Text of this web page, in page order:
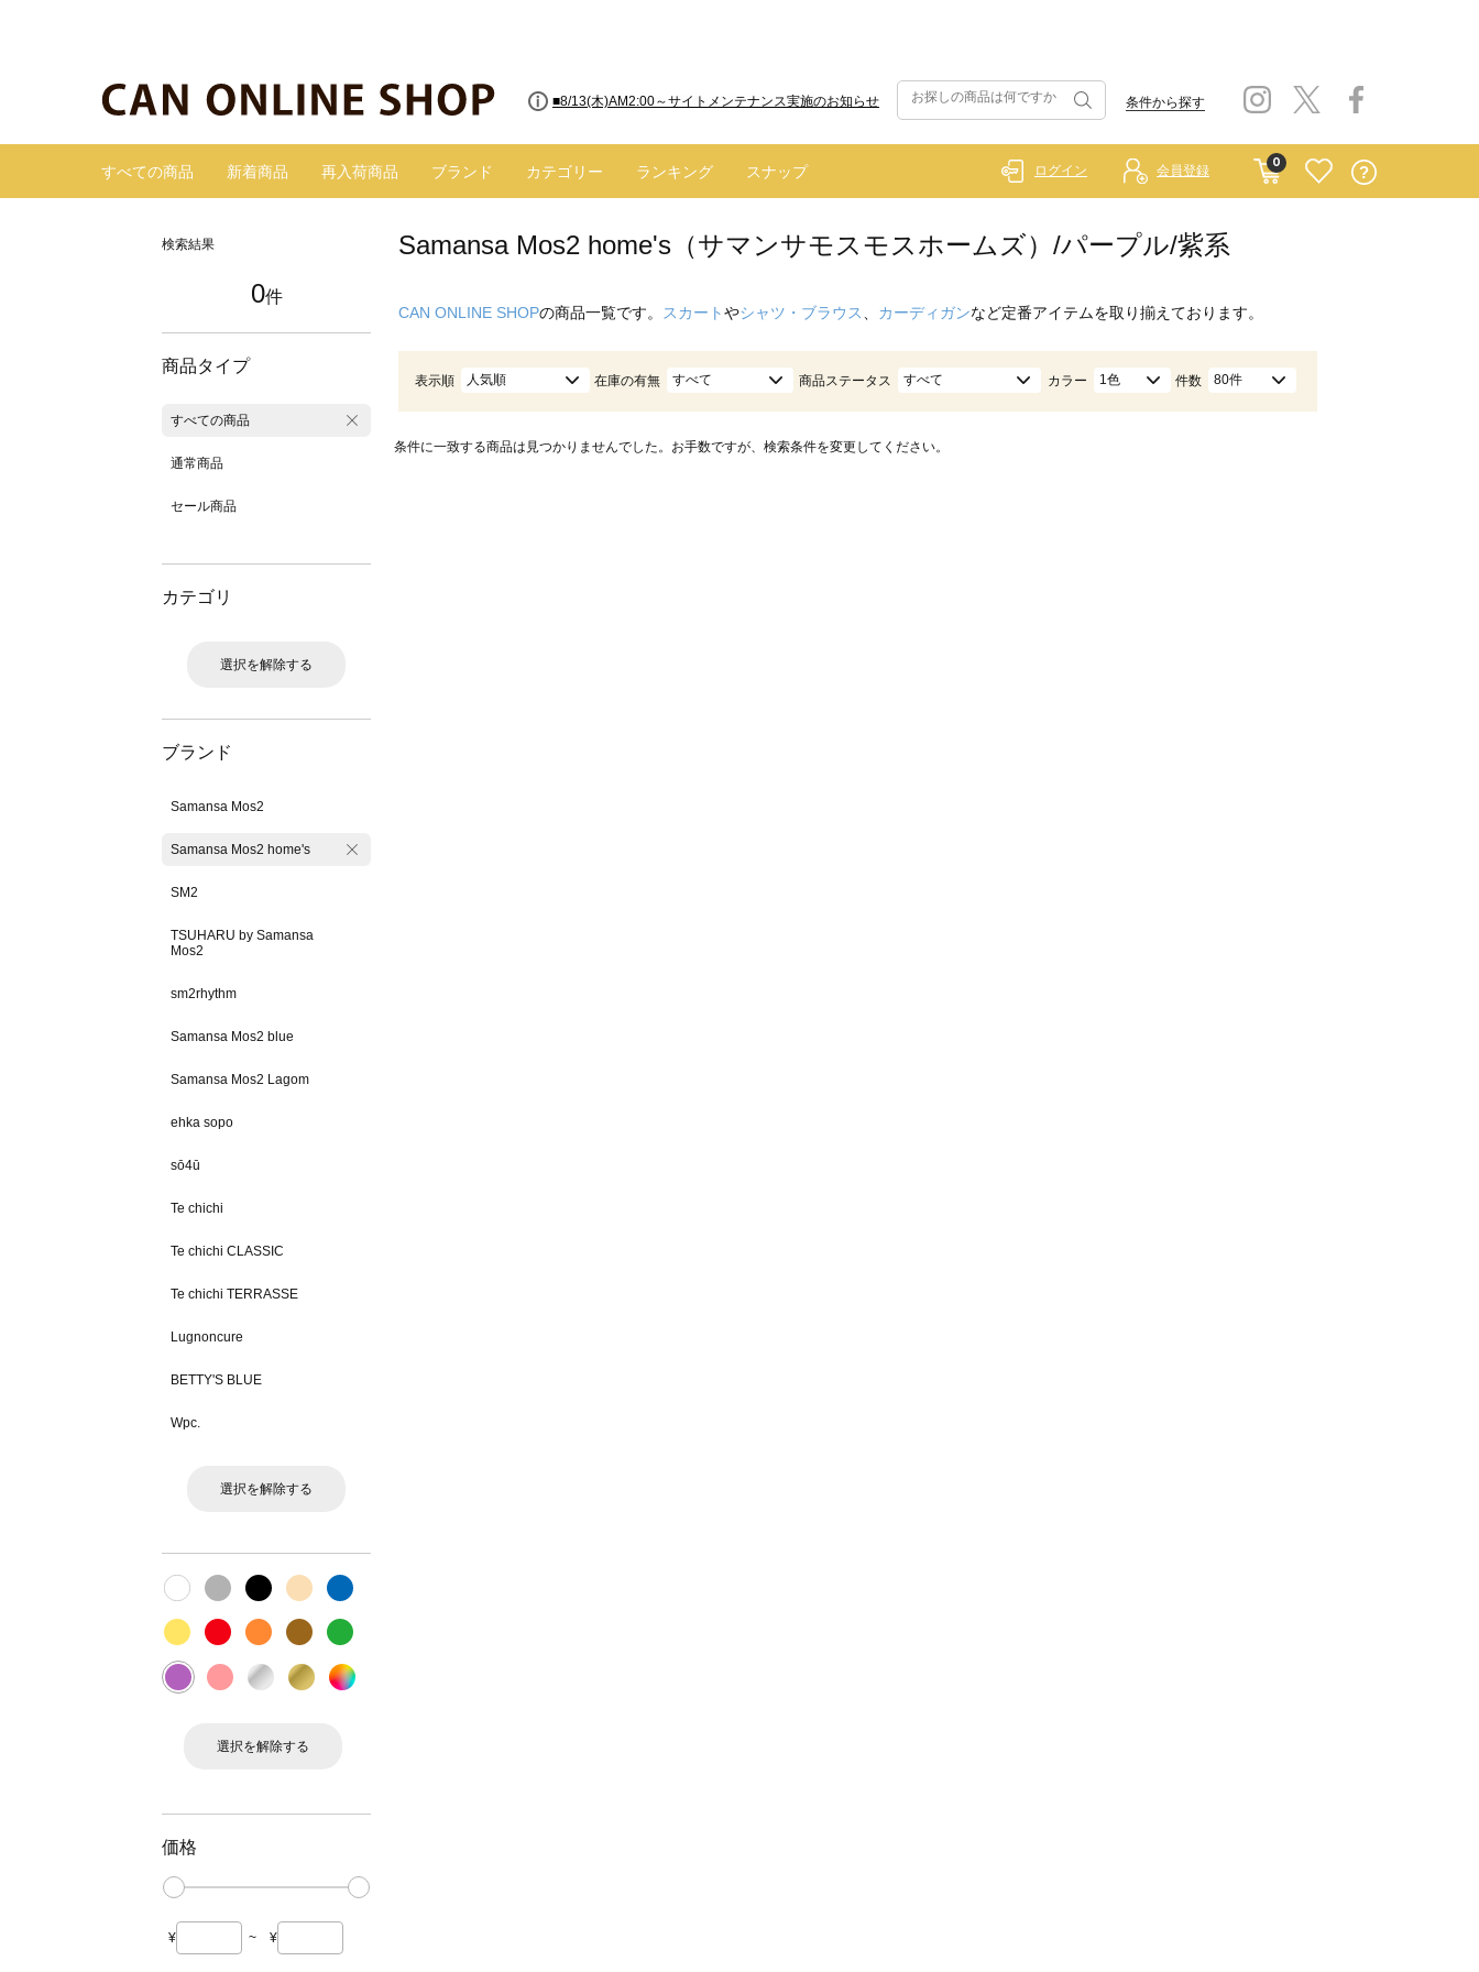
■8/13(木)AM2:00～サイトメンテナンス実施のお知らせ 条件から探す
すべての商品 新着商品 再入荷商品 ブランド カテゴリー ランキング スナップ
0
ログイン 会員登録
検索結果
0件
商品タイプ
すべての商品
通常商品
セール商品
カテゴリ
選択を解除する
ブランド
Samansa Mos2
Samansa Mos2 home's
SM2
TSUHARU by Samansa
Mos2
sm2rhythm
Samansa Mos2 blue
Samansa Mos2 Lagom
ehka sopo
sō4ū
Te chichi
Te chichi CLASSIC
Te chichi TERRASSE
Lugnoncure
BETTY'S BLUE
Wpc.
選択を解除する
選択を解除する
価格
¥ ~ ¥
Samansa Mos2 home's（サマンサモスモスホームズ）/パープル/紫系
CAN ONLINE SHOPの商品一覧です。 スカートやシャツ・ブラウス カーディガンなど定番アイテムを取り揃えております。
表示順 人気順 在庫の有無 すべて 商品ステータス すべて カラー 1色 件数 80件
条件に一致する商品は見つかりませんでした。お手数ですが、検索条件を変更してください。